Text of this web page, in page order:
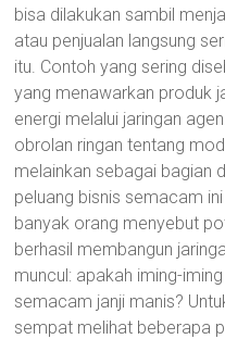
bisa dilakukan sambil
atau penjualan langsung
itu. Contoh yang sering
yang menawarkan produk
energi melalui jaringan
obrolan ringan tentang
melainkan sebagai bagian
peluang bisnis semacam
banyak orang menyebut
berhasil membangun
muncul: apakah iming-
semacam janji manis?
sempat melihat beberapa